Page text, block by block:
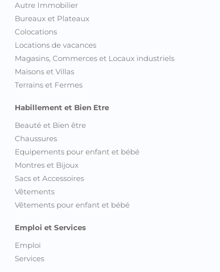
Autre Immobilier
Bureaux et Plateaux
Colocations
Locations de vacances
Magasins, Commerces et Locaux industriels
Maisons et Villas
Terrains et Fermes
Habillement et Bien Etre
Beauté et Bien être
Chaussures
Equipements pour enfant et bébé
Montres et Bijoux
Sacs et Accessoires
Vêtements
Vêtements pour enfant et bébé
Emploi et Services
Emploi
Services